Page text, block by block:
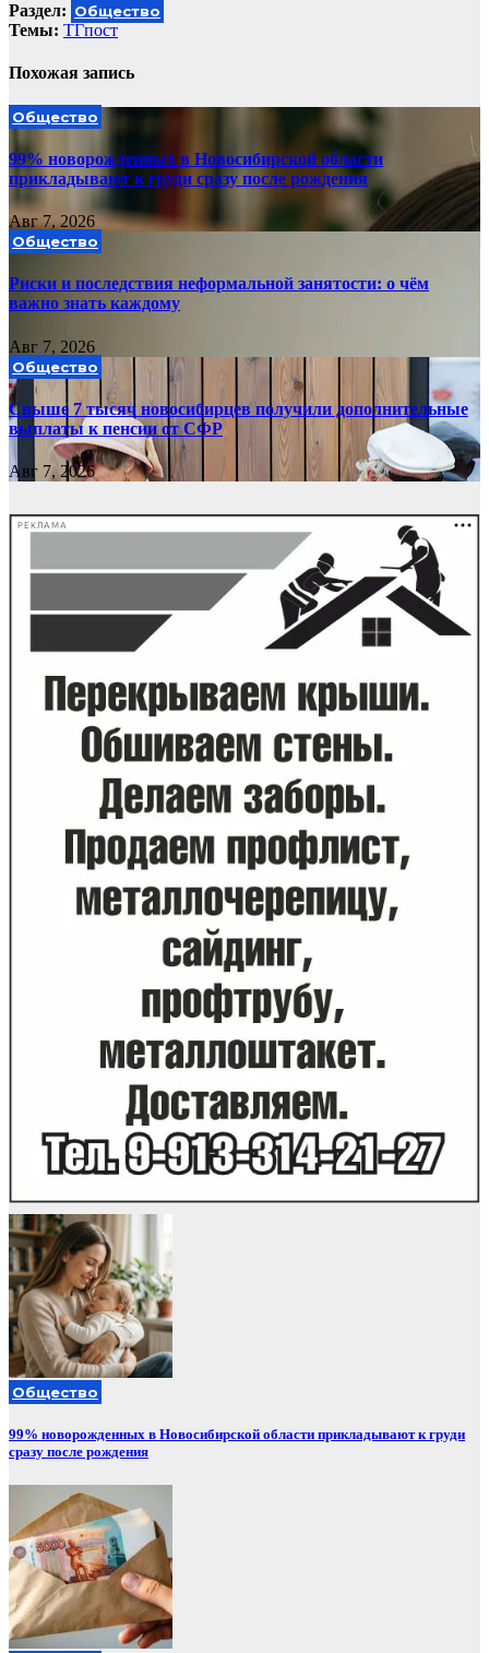
Раздел: Общество
Темы: ТГпост
Похожая запись
Общество
99% новорожденных в Новосибирской области
прикладывают к груди сразу после рождения
Авг 7, 2026
Общество
Риски и последствия неформальной занятости: о чём
важно знать каждому
Авг 7, 2026
Общество
Свыше 7 тысяч новосибирцев получили дополнительные
выплаты к пенсии от СФР
Авг 7, 2026
РЕКЛАМА
Общество
99% новорожденных в Новосибирской области прикладывают к груди
сразу после рождения